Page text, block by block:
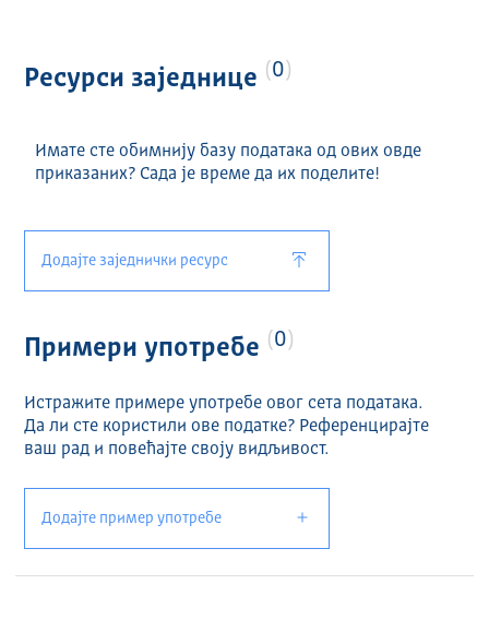
Ресурси заједнице 0
Имате сте обимнију базу података од ових овде
приказаних? Сада је време да их поделите!
Додајте заједнички ресурс
Примери употребе 0
Истражите примере употребе овог сета података.
Да ли сте користили ове податке? Референцирајте
ваш рад и повећајте своју видљивост.
Додајте пример употребе